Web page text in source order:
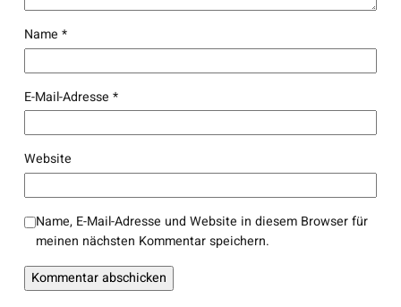
Name *
E-Mail-Adresse *
Website
Name, E-Mail-Adresse und Website in diesem Browser für
meinen nächsten Kommentar speichern.